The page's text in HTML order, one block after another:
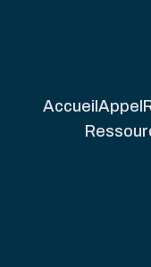
Accueil Appel